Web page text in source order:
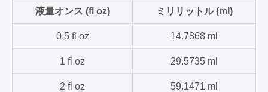
液量オンス (fl oz) ミリリットル (ml)
0.5 fl oz 14.7868 ml
1 fl oz 29.5735 ml
2 fl oz 59.1471 ml